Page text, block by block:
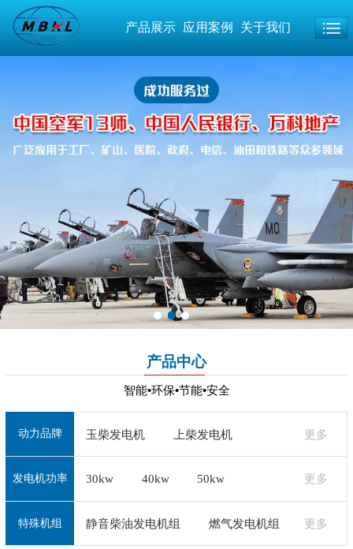
产品展示 应用案例 关于我们
产品中心
智能•环保•节能•安全
动力品牌 更多
+
玉柴发电机 上柴发电机
潍柴发电机 济柴发电机
通柴发电机 无锡动力发电机
发电机功率 更多
+
30kw 40kw 50kw
特殊机组 更多
静音柴油发电机组 燃气发电机组